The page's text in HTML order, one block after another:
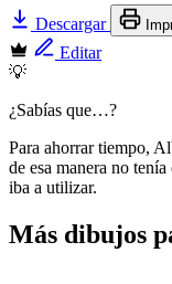
Descargar
Editar
💡
¿Sabías que…?
Para ahorrar tiempo,
de esa manera no
iba a utilizar.
Más dibujos